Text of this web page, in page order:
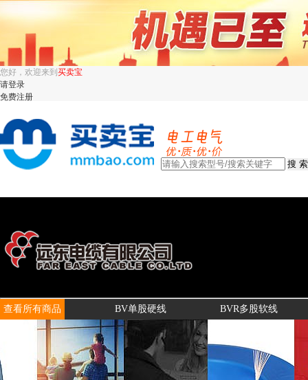
您好，欢迎来到 买卖宝
请登录
免费注册
查看所有商品 BV单股硬线 BVR多股软线